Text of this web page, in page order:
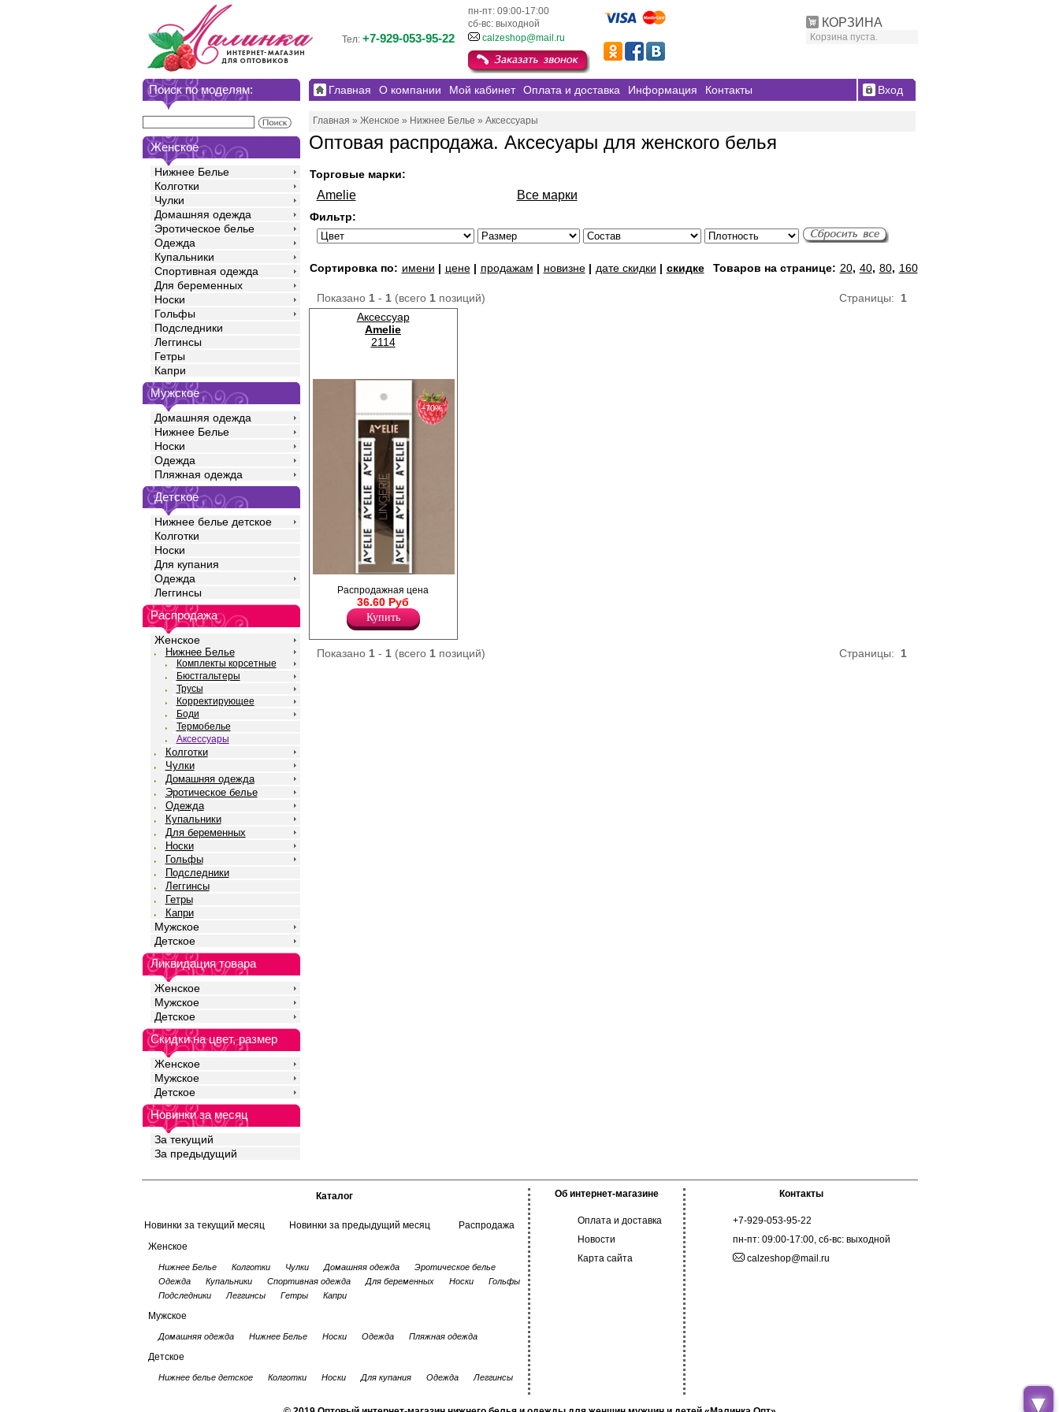
▼
КОРЗИНА
Корзина пуста.
пн-пт: 09:00-17:00
сб-вс: выходной
Тел: +7-929-053-95-22 calzeshop@mail.ru
Поиск по моделям:
Женское
Нижнее Белье
Колготки
Чулки
Домашняя одежда
Эротическое белье
Одежда
Купальники
Спортивная одежда
Для беременных
Носки
Гольфы
Подследники
Леггинсы
Гетры
Капри
Мужское
Домашняя одежда
Нижнее Белье
Носки
Одежда
Пляжная одежда
Детское
Нижнее белье детское
Колготки
Носки
Для купания
Одежда
Леггинсы
Распродажа
Женское
Нижнее Белье
Комплекты корсетные
Бюстгальтеры
Трусы
Корректирующее
Боди
Термобелье
Аксессуары
Колготки
Чулки
Домашняя одежда
Эротическое белье
Одежда
Купальники
Для беременных
Носки
Гольфы
Подследники
Леггинсы
Гетры
Капри
Мужское
Детское
Ликвидация товара
Женское
Мужское
Детское
Скидки на цвет, размер
Женское
Мужское
Детское
Новинки за месяц
За текущий
За предыдущий
Главная О компании Мой кабинет Оплата и доставка Информация Контакты Вход
Главная » Женское » Нижнее Белье » Аксессуары
Оптовая распродажа. Аксесуары для женского белья
Торговые марки:
Amelie Все марки
Фильтр:
Сортировка по: имени | цене| продажам | новизне| дате скидки | скидке Товаров на странице: 20, 40, 80, 160
Страницы: 1
Показано 1- 1(всего 1позиций)
Аксессуар
Amelie
2114
Бретель для бюстгальтера с логотипом
Amelie, ширина 12мм.
Полиамид 80%
−70%
Распродажная цена
36.60 Руб
Купить
Страницы: 1
Показано 1- 1(всего 1позиций)
Каталог
Новинки за текущий месяц Новинки за предыдущий месяц
Распродажа
Женское
Нижнее Белье Колготки Чулки Домашняя одежда
Эротическое белье
Одежда
Купальники Спортивная одежда Для беременных Носки
Гольфы
Подследники
Леггинсы Гетры Капри
Мужское
Домашняя одежда Нижнее Белье Носки Одежда Пляжная одежда
Детское
Нижнее белье детское Колготки Носки Для купания Одежда Леггинсы
Об интернет-магазине
Оплата и доставка
Новости
Карта сайта
Контакты
+7-929-053-95-22
пн-пт: 09:00-17:00, сб-вс: выходной
calzeshop@mail.ru